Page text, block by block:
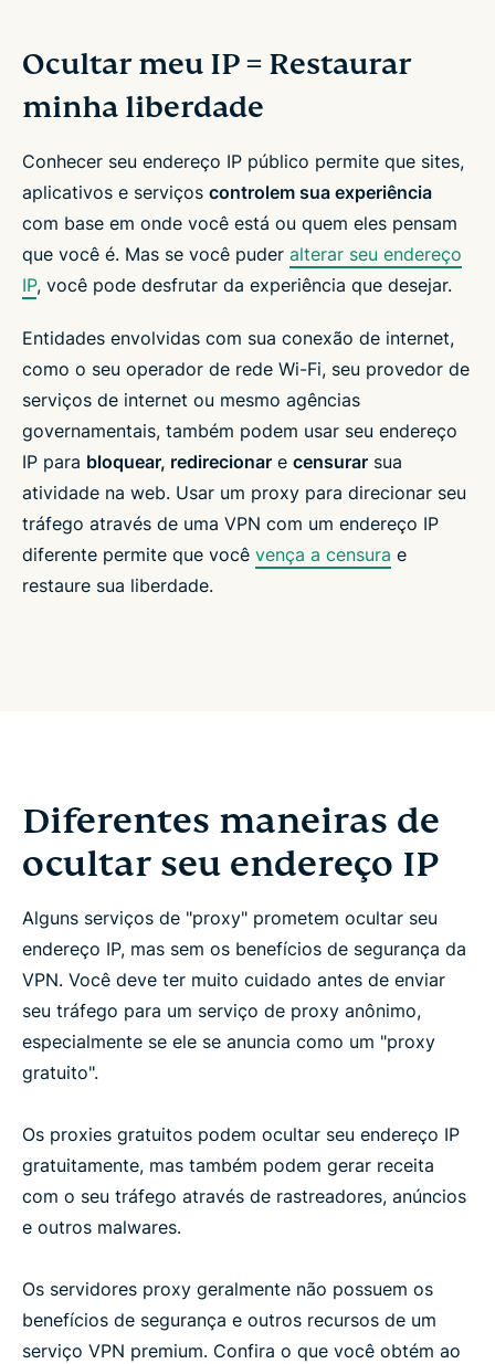
Ocultar meu IP = Restaurar
minha liberdade
Conhecer seu endereço IP público permite que sites,
aplicativos e serviços controlem sua experiência
com base em onde você está ou quem eles pensam
que você é. Mas se você puder alterar seu endereço
IP, você pode desfrutar da experiência que desejar.
Entidades envolvidas com sua conexão de internet,
como o seu operador de rede Wi-Fi, seu provedor de
serviços de internet ou mesmo agências
governamentais, também podem usar seu endereço
IP para bloquear, redirecionar e censurar sua
atividade na web. Usar um proxy para direcionar seu
tráfego através de uma VPN com um endereço IP
diferente permite que você vença a censura e
restaure sua liberdade.
Diferentes maneiras de
ocultar seu endereço IP
Alguns serviços de "proxy" prometem ocultar seu
endereço IP, mas sem os benefícios de segurança da
VPN. Você deve ter muito cuidado antes de enviar
seu tráfego para um serviço de proxy anônimo,
especialmente se ele se anuncia como um "proxy
gratuito".
Os proxies gratuitos podem ocultar seu endereço IP
gratuitamente, mas também podem gerar receita
com o seu tráfego através de rastreadores, anúncios
e outros malwares.
Os servidores proxy geralmente não possuem os
benefícios de segurança e outros recursos de um
serviço VPN premium. Confira o que você obtém ao